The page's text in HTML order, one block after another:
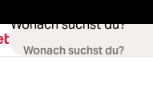
Wonach suchst du?